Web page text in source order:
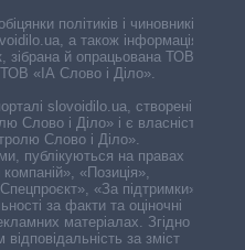
політиків і чиновників,
а також інформація про
зібрана й опрацьована ТОВ «ІА
«ІА Слово і Діло».
slovoidilo.ua, створені ГО
Слово і Діло» і є власністю
Слово і Діло».
публікуються на правах
«Позиція»,
«За підтримки».
за факти та оціночні
матеріалах. Згідно з
за зміст